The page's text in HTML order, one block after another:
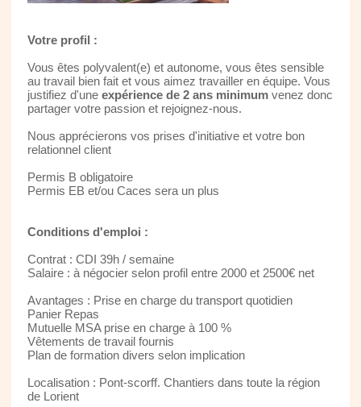
Votre profil :
Vous êtes polyvalent(e) et autonome, vous êtes sensible
au travail bien fait et vous aimez travailler en équipe. Vous
justifiez d'une expérience de 2 ans minimumvenez donc
partager votre passion et rejoignez-nous.
Nous apprécierons vos prises d'initiative et votre bon
relationnel client
Permis B obligatoire
Permis EB et/ou Caces sera un plus
Conditions d'emploi :
Contrat : CDI 39h / semaine
Salaire : à négocier selon profil entre 2000 et 2500€ net
Avantages : Prise en charge du transport quotidien
Panier Repas
Mutuelle MSA prise en charge à 100 %
Vêtements de travail fournis
Plan de formation divers selon implication
Localisation : Pont-scorff. Chantiers dans toute la région
de Lorient